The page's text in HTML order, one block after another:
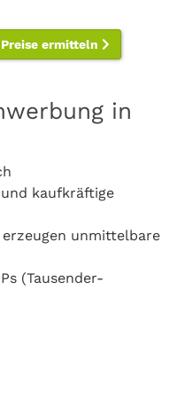
ermitteln
in
kaufkräftige
unmittelbare
(Tausender-